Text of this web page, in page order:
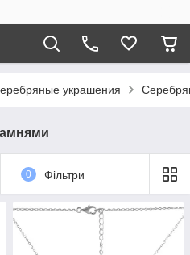
украшения
0 Фільтри